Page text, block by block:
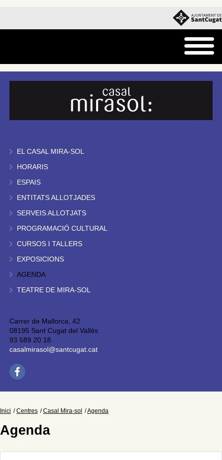
EL CASAL MIRA-SOL
HORARIS
ESPAIS
ENTITATS ALLOTJADES
SERVEIS ALLOTJATS
PROGRAMACIÓ CULTURAL
CURSOS I TALLERS
EXPOSICIONS
AGENDA
TEATRE DE MIRA-SOL
Carrer de Mallorca, 42
08195 Sant Cugat del Vallès
93 589 20 18
casalmirasol@santcugat.cat
Inici Centres Casal Mira-sol Agenda
Agenda